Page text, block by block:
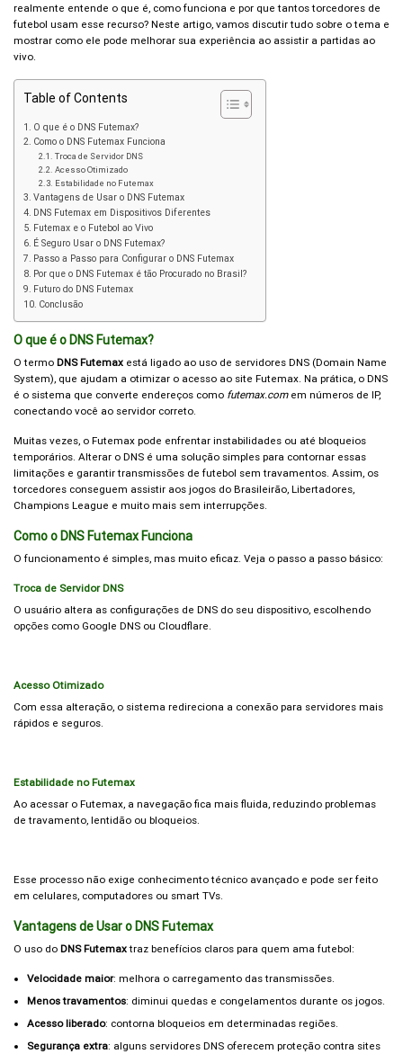
realmente entende o que é, como funciona e por que tantos torcedores de
futebol usam esse recurso? Neste artigo, vamos discutir tudo sobre o tema e
mostrar como ele pode melhorar sua experiência ao assistir a partidas ao
vivo.
Table of Contents
O que é o DNS Futemax?
Como o DNS Futemax Funciona
Troca de Servidor DNS
Acesso Otimizado
Estabilidade no Futemax
Vantagens de Usar o DNS Futemax
DNS Futemax em Dispositivos Diferentes
Futemax e o Futebol ao Vivo
É Seguro Usar o DNS Futemax?
Passo a Passo para Configurar o DNS Futemax
Por que o DNS Futemax é tão Procurado no Brasil?
Futuro do DNS Futemax
Conclusão
O que é o DNS Futemax?
O termo DNS Futemax está ligado ao uso de servidores DNS (Domain Name
System), que ajudam a otimizar o acesso ao site Futemax. Na prática, o DNS
é o sistema que converte endereços como futemax.comem números de IP,
conectando você ao servidor correto.
Muitas vezes, o Futemax pode enfrentar instabilidades ou até bloqueios
temporários. Alterar o DNS é uma solução simples para contornar essas
limitações e garantir transmissões de futebol sem travamentos. Assim, os
torcedores conseguem assistir aos jogos do Brasileirão, Libertadores,
Champions League e muito mais sem interrupções.
Como o DNS Futemax Funciona
O funcionamento é simples, mas muito eficaz. Veja o passo a passo básico:
Troca de Servidor DNS
O usuário altera as configurações de DNS do seu dispositivo, escolhendo
opções como Google DNS ou Cloudflare.
Acesso Otimizado
Com essa alteração, o sistema redireciona a conexão para servidores mais
rápidos e seguros.
Estabilidade no Futemax
Ao acessar o Futemax, a navegação fica mais fluida, reduzindo problemas
de travamento, lentidão ou bloqueios.
Esse processo não exige conhecimento técnico avançado e pode ser feito
em celulares, computadores ou smart TVs.
Vantagens de Usar o DNS Futemax
O uso do DNS Futemaxtraz benefícios claros para quem ama futebol:
Velocidade maior: melhora o carregamento das transmissões.
Menos travamentos: diminui quedas e congelamentos durante os jogos.
Acesso liberado: contorna bloqueios em determinadas regiões.
Segurança extra: alguns servidores DNS oferecem proteção contra sites